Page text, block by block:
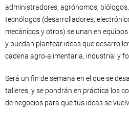
administradores, agrónomos,
tecnólogos (desarrolladores,
mecánicos y otros) se unan en
y puedan plantear ideas que
cadena agro-alimentaria, industrial y
Será un fin de semana en el que se
talleres, y se pondrán en práctica los
de negocios para que tus ideas se